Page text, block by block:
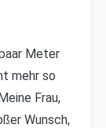
Meter
mehr so
Frau,
Wunsch,